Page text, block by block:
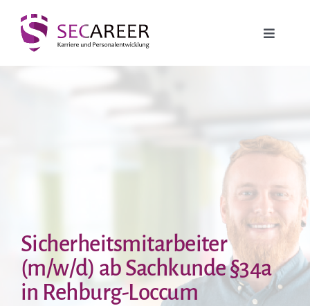
Inhalt
springen
Toggle
Führungsposition
Weitere Jobs
Weiterbildung
Arbeitgeber-Service
Sicherheitsmitarbeiter
(m/w/d) ab Sachkunde §34a
in Rehburg-Loccum